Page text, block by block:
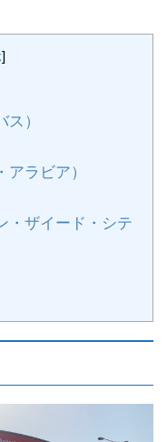
]
）
ラビア）
・ザイード・シテ